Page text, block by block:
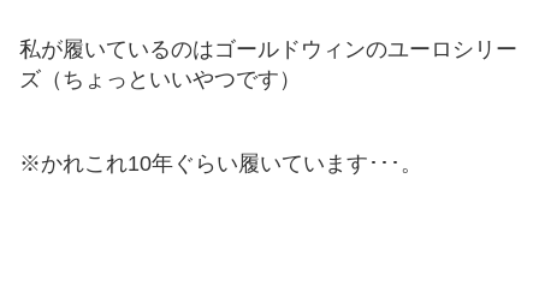
私が履いているのはゴールドウィンのユーロシリー
ズ（ちょっといいやつです）
※かれこれ10年ぐらい履いています･･･。